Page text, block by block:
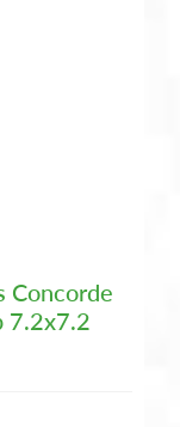
Concorde
7.2x7.2